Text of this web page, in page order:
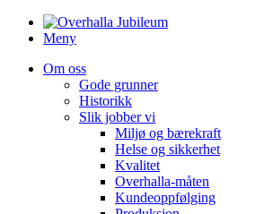
Meny
Om oss
Gode grunner
Historikk
Slik jobber vi
Miljø og bærekraft
Helse og sikkerhet
Kvalitet
Overhalla-måten
Kundeoppfølging